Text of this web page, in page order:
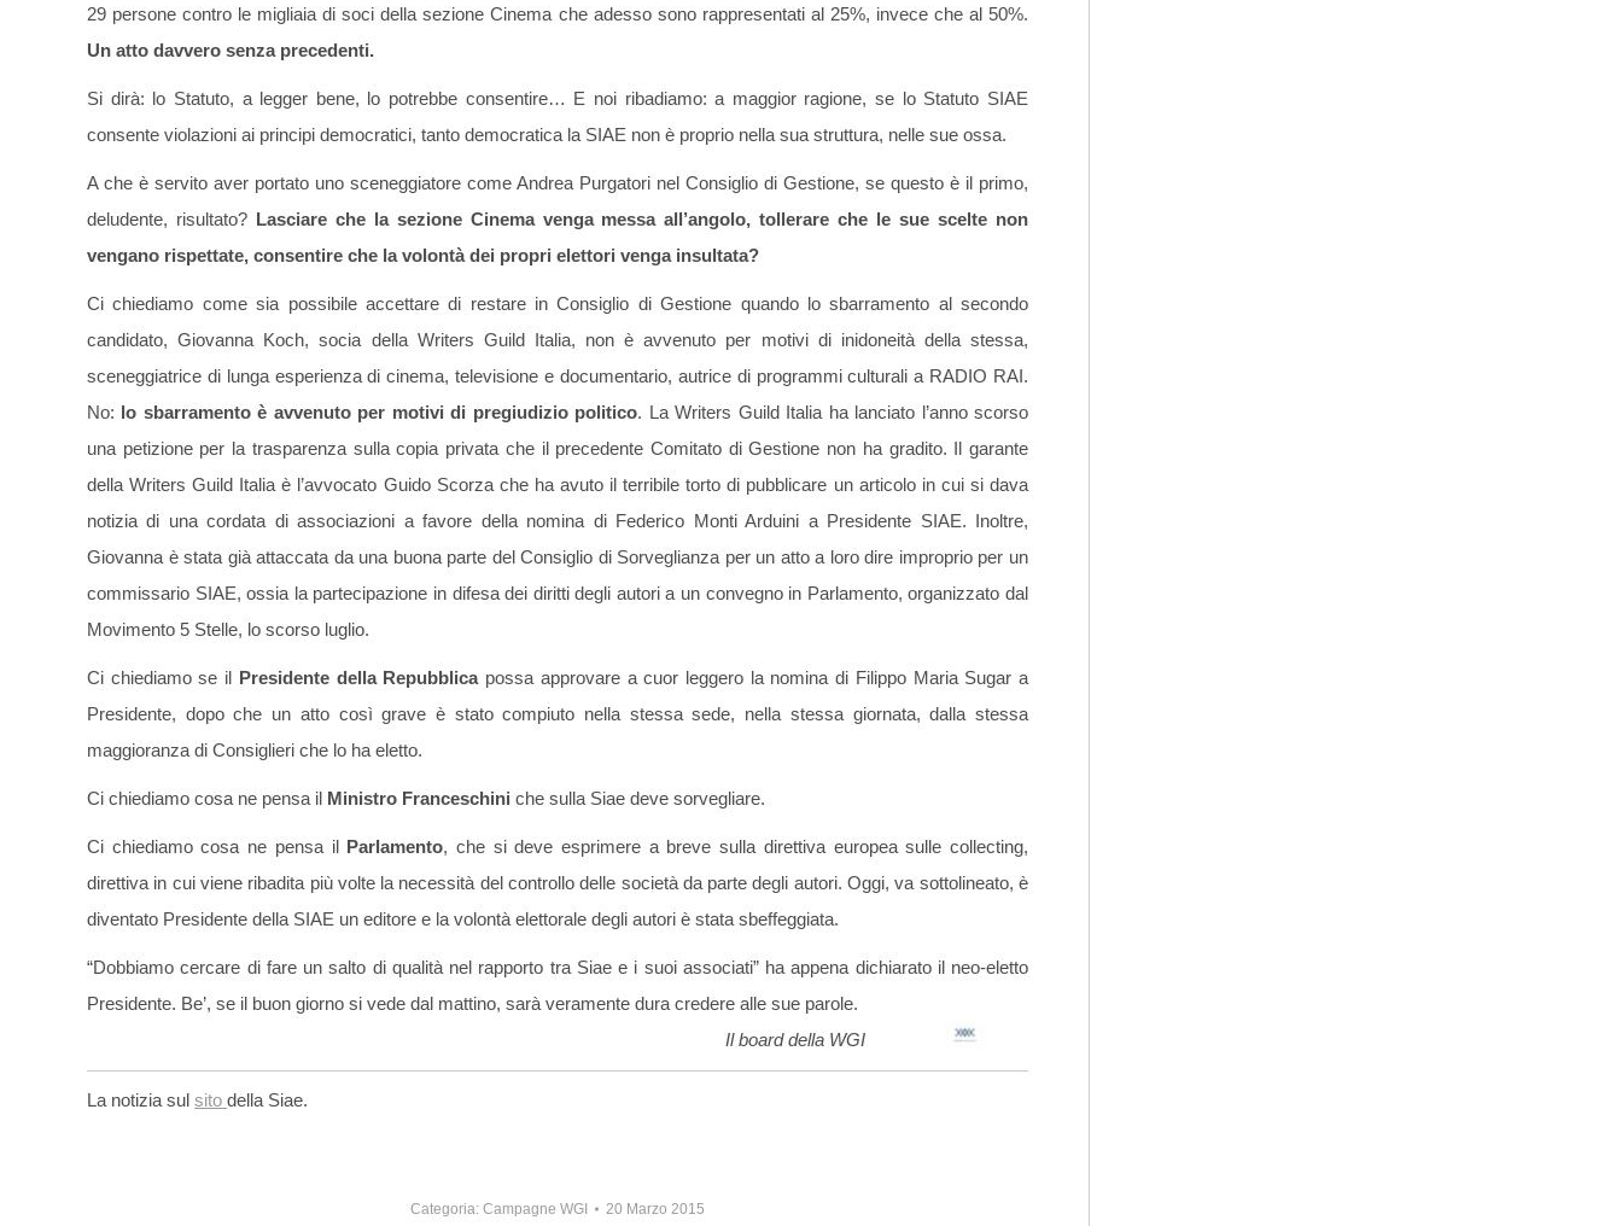
29 persone contro le migliaia di soci della sezione Cinema che adesso sono rappresentati al 25%, invece che al 50%.
Un atto davvero senza precedenti.
Si dirà: lo Statuto, a legger bene, lo potrebbe consentire… E noi ribadiamo: a maggior ragione, se lo Statuto SIAE
consente violazioni ai principi democratici, tanto democratica la SIAE non è proprio nella sua struttura, nelle sue ossa.
A che è servito aver portato uno sceneggiatore come Andrea Purgatori nel Consiglio di Gestione, se questo è il primo,
deludente, risultato? Lasciare che la sezione Cinema venga messa all’angolo, tollerare che le sue scelte non
vengano rispettate, consentire che la volontà dei propri elettori venga insultata?
Ci chiediamo come sia possibile accettare di restare in Consiglio di Gestione quando lo sbarramento al secondo
candidato, Giovanna Koch, socia della Writers Guild Italia, non è avvenuto per motivi di inidoneità della stessa,
sceneggiatrice di lunga esperienza di cinema, televisione e documentario, autrice di programmi culturali a RADIO RAI.
No: lo sbarramento è avvenuto per motivi di pregiudizio politico. La Writers Guild Italia ha lanciato l’anno scorso
una petizione per la trasparenza sulla copia privata che il precedente Comitato di Gestione non ha gradito. Il garante
della Writers Guild Italia è l’avvocato Guido Scorza che ha avuto il terribile torto di pubblicare un articolo in cui si dava
notizia di una cordata di associazioni a favore della nomina di Federico Monti Arduini a Presidente SIAE. Inoltre,
Giovanna è stata già attaccata da una buona parte del Consiglio di Sorveglianza per un atto a loro dire improprio per un
commissario SIAE, ossia la partecipazione in difesa dei diritti degli autori a un convegno in Parlamento, organizzato dal
Movimento 5 Stelle, lo scorso luglio.
Ci chiediamo se il Presidente della Repubblicapossa approvare a cuor leggero la nomina di Filippo Maria Sugar a
Presidente, dopo che un atto così grave è stato compiuto nella stessa sede, nella stessa giornata, dalla stessa
maggioranza di Consiglieri che lo ha eletto.
Ci chiediamo cosa ne pensa il Ministro Franceschini che sulla Siae deve sorvegliare.
Ci chiediamo cosa ne pensa il Parlamento, che si deve esprimere a breve sulla direttiva europea sulle collecting,
direttiva in cui viene ribadita più volte la necessità del controllo delle società da parte degli autori. Oggi, va sottolineato, è
diventato Presidente della SIAE un editore e la volontà elettorale degli autori è stata sbeffeggiata.
“Dobbiamo cercare di fare un salto di qualità nel rapporto tra Siae e i suoi associati” ha appena dichiarato il neo-eletto
Presidente. Be’, se il buon giorno si vede dal mattino, sarà veramente dura credere alle sue parole.
Il board della WGI
La notizia sul sito della Siae.
Categoria: Campagne WGI 20 Marzo 2015